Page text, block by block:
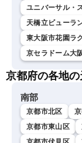
ユニバーサル・
天橋立ビューラ
東大阪市花園ラ
京セラドーム大
京都府の各地の
南部
京都市北区
京都市東山区